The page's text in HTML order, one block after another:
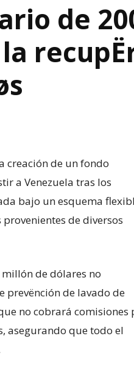
de
creación de un fondo
a Venezuela tras los
bajo un esquema
de diversos
de dólares no
prevënción de lavado de
no cobrará comisiones
asegurando que todo el